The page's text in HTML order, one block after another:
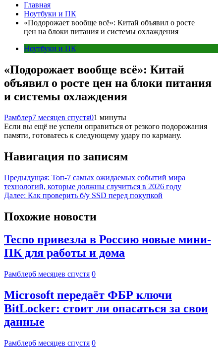
Главная
Ноутбуки и ПК
«Подорожает вообще всё»: Китай объявил о росте
цен на блоки питания и системы охлаждения
Ноутбуки и ПК
«Подорожает вообще всё»: Китай
объявил о росте цен на блоки питания
и системы охлаждения
Рамблер7 месяцев спустя01 минуты
Если вы ещё не успели оправиться от резкого подорожания
памяти, готовьтесь к следующему удару по карману.
Навигация по записям
Предыдущая: Топ-7 самых ожидаемых событий мира
технологий, которые должны случиться в 2026 году
Далее: Как проверить б/у SSD перед покупкой
Похожие новости
Tecno привезла в Россию новые мини-
ПК для работы и дома
Рамблер6 месяцев спустя 0
Microsoft передаёт ФБР ключи
BitLocker: стоит ли опасаться за свои
данные
Рамблер6 месяцев спустя 0